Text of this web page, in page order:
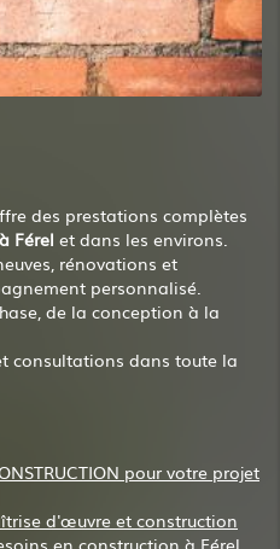
des prestations complètes
Férel et dans les environs.
rénovations et
personnalisé.
de la conception à la
consultations dans toute la
pour votre projet
d'œuvre et construction
en construction à Férel